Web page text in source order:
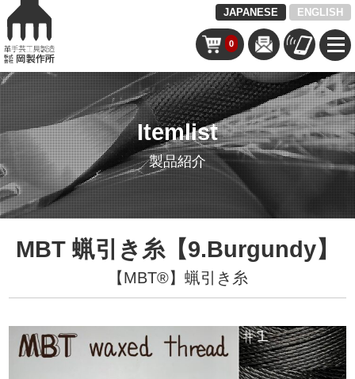
JAPANESE ENGLISH
0
Itemlist
製品紹介
MBT 蝋引き糸【9.Burgundy】
【MBT®︎】蝋引き糸